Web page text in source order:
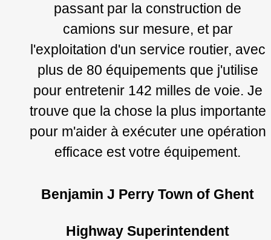
passant par la construction de
camions sur mesure, et par
l'exploitation d'un service routier, avec
plus de 80 équipements que j'utilise
pour entretenir 142 milles de voie. Je
trouve que la chose la plus importante
pour m'aider à exécuter une opération
efficace est votre équipement.
Benjamin J Perry Town of Ghent
Highway Superintendent